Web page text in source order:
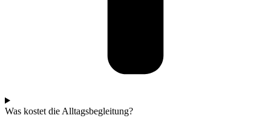
Was kostet die Alltagsbegleitung?